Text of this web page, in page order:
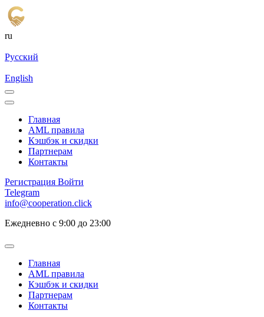
ru
Русский
English
Главная
AML правила
Кэшбэк и cкидки
Партнерам
Контакты
Регистрация Войти
Telegram
info@cooperation.click
Ежедневно с 9:00 до 23:00
Главная
AML правила
Кэшбэк и cкидки
Партнерам
Контакты